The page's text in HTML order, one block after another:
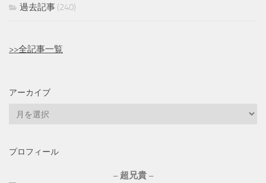
過去記事 (240)
>>全記事一覧
アーカイブ
イ
プロフィール
– 超兄貴 –